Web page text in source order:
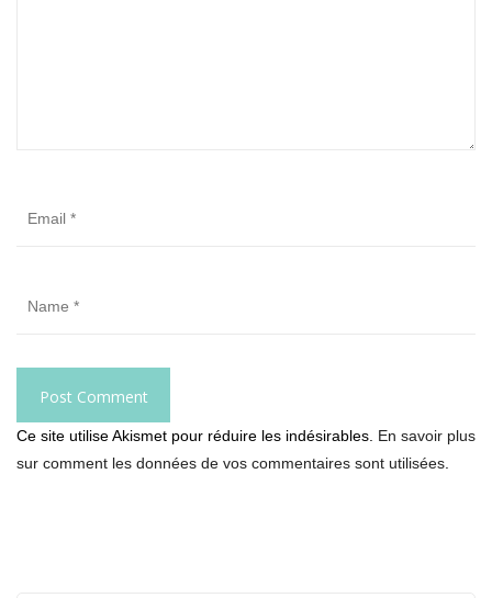
Ce site utilise Akismet pour réduire les indésirables. En savoir plus
sur comment les données de vos commentaires sont utilisées